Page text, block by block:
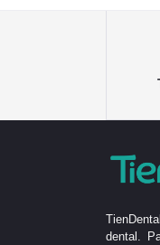
dental.